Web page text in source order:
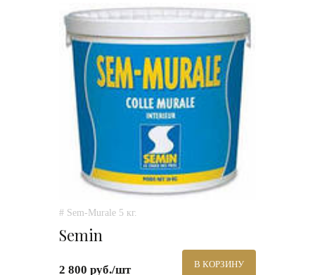
# Sem-Murale 5 кг.
Semin
2 800 руб./шт В КОРЗИНУ